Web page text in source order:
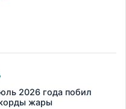
2026 года побил
жары